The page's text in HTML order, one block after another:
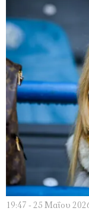
19:47 - 25 Μαΐου